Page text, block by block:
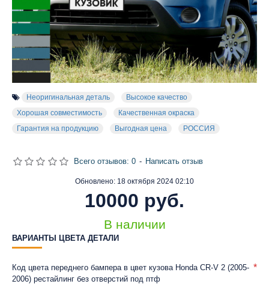
Неоригинальная деталь
Высокое качество
Хорошая совместимость
Качественная окраска
Гарантия на продукцию
Выгодная цена РОССИЯ
Обновлено: 18 октября 2024 02:10
В наличии
Всего отзывов: 0 - Написать отзыв
10000 руб.
ВАРИАНТЫ ЦВЕТА ДЕТАЛИ
Код цвета переднего бампера в цвет кузова Honda CR-V 2 (2005-
2006) рестайлинг без отверстий под птф